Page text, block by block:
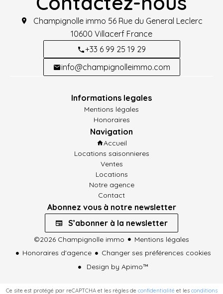
Champignolle immo 56 Rue du General Leclerc
10600 Villacerf France
+33 6 99 25 19 29
info@champignolleimmo.com
Informations legales
Mentions légales
Honoraires
Navigation
Accueil
Locations saisonnieres
Ventes
Locations
Notre agence
Contact
Abonnez vous à notre newsletter
S’abonner à la newsletter
©2026 Champignolle immo
Mentions légales
Honoraires d'agence
Changer ses préférences cookies
Design by Apimo™
Ce site est protégé par reCAPTCHA et les règles de confidentialité et les conditions